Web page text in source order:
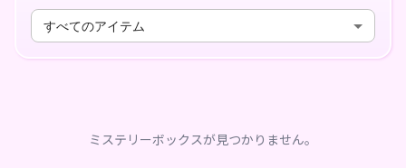
すべてのアイテム
ミステリーボックスが見つかりません。